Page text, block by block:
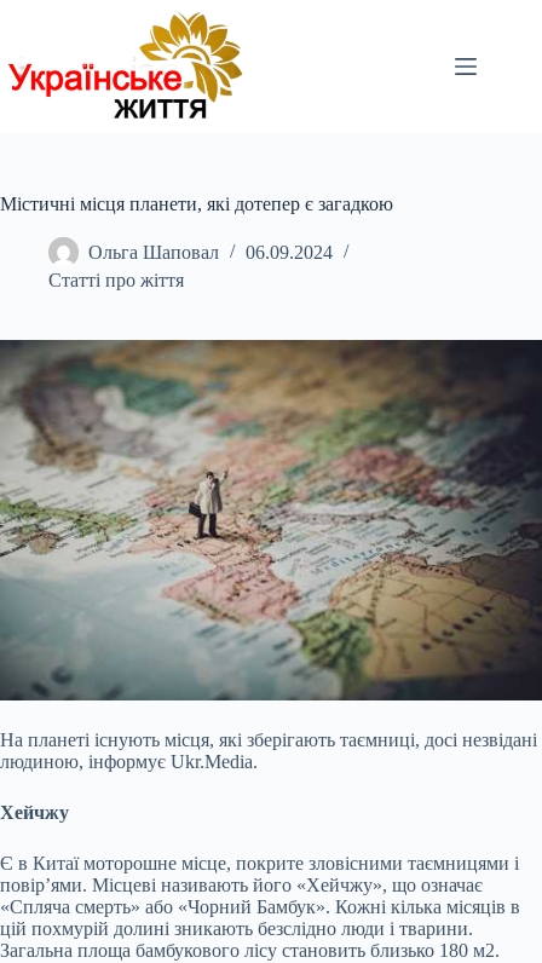
Містичні місця планети, які дотепер є загадкою
Ольга Шаповал
06.09.2024
Статті про жіття
На планеті існують місця, які зберігають таємниці, досі незвідані
людиною, інформує Ukr.Media.
Хейчжу
Є в Китаї моторошне місце, покрите зловісними таємницями і
повір’ями. Місцеві називають його «Хейчжу», що означає
«Спляча смерть» або «Чорний Бамбук». Кожні кілька місяців в
цій похмурій долині зникають безслідно люди і тварини.
Загальна площа бамбукового лісу становить близько 180 м2.